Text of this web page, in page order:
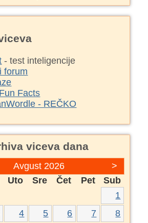
- test inteligencije
forum
Facts
- REČKO
viceva dana
>
Avgust 2026
Uto Sre Čet Pet
Sub
1
4 5 6 7 8